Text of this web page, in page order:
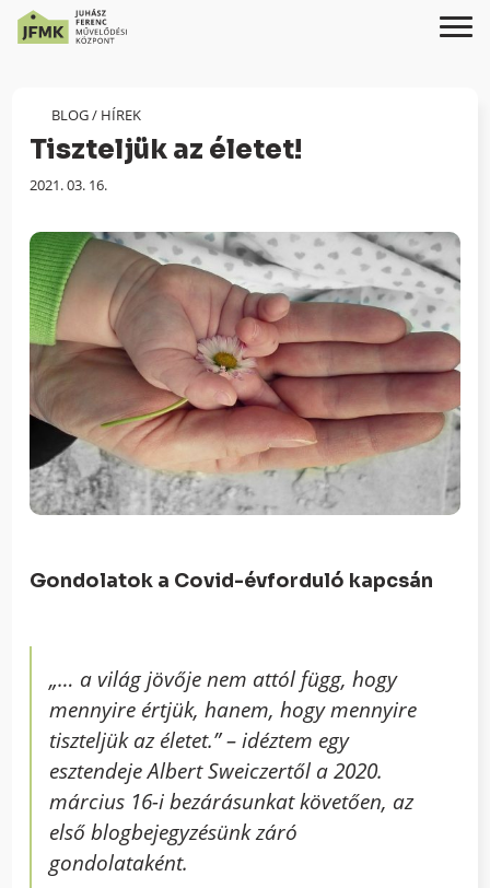
Content
navigációhoz
BLOG/ HÍREK
Tiszteljük az életet!
Megjelenés
2021. 03. 16.
Gondolatok a Covid-évforduló kapcsán
„… a világ jövője nem attól függ, hogy
mennyire értjük, hanem, hogy mennyire
tiszteljük az életet.” – idéztem egy
esztendeje Albert Sweiczertől a 2020.
március 16-i bezárásunkat követően, az
első blogbejegyzésünk záró
gondolataként.